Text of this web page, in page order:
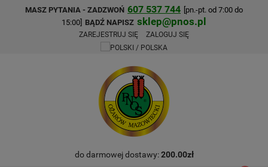
MASZ PYTANIA - ZADZWOŃ 607 537 744 [pn.-pt. od 7:00 do
15:00] BĄDŹ NAPISZ sklep@pnos.pl
ZAREJESTRUJ SIĘ ZALOGUJ SIĘ
do darmowej dostawy:200.00zł